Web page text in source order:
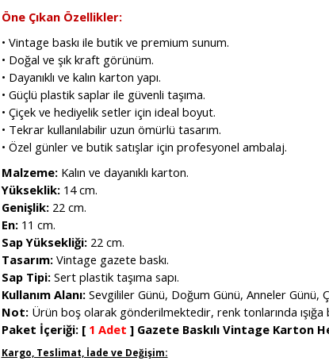
Öne Çıkan Özellikler:
• Vintage baskı ile butik ve premium sunum.
• Doğal ve şık kraft görünüm.
• Dayanıklı ve kalın karton yapı.
• Güçlü plastik saplar ile güvenli taşıma.
• Çiçek ve hediyelik setler için ideal boyut.
• Tekrar kullanılabilir uzun ömürlü tasarım.
• Özel günler ve butik satışlar için profesyonel ambalaj.
Malzeme:Kalın ve dayanıklı karton.
Yükseklik:14 cm.
Genişlik:22 cm.
En:11 cm.
Sap Yüksekliği:22 cm.
Tasarım:Vintage gazete baskı.
Sap Tipi:Sert plastik taşıma sapı.
Kullanım Alanı:Sevgililer Günü, Doğum Günü, Anneler Günü,
Not: Ürün boş olarak gönderilmektedir, renk tonlarında ışığa
Paket İçeriği: [ 1 Adet ] Gazete Baskılı Vintage Karton
Kargo, Teslimat, İade ve Değişim: